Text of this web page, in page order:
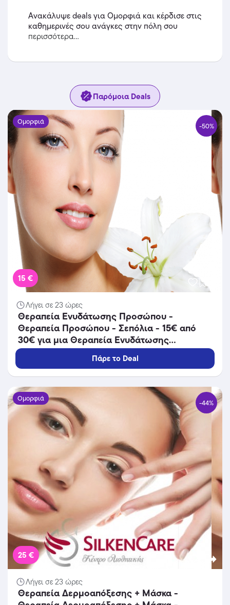
Μέση ή Ώμους ή 99€ για 8 Συνεδρίες
Αποτρίχωσης IPL σε μία μεγάλη περιοχή ή
169€ για 8 Συνεδρίες Αποτρίχωσης IPL σε
από το «Vita Plus» στη Γλυφάδα!!!
Ανακάλυψε deals για Ομορφιά και κέρδισε στις
καθημερινές σου ανάγκες στην πόλη σου
περισσότερα...
Παρόμοια Deals
Ομορφιά -50%
15 €
Λήγει σε 23 ώρες
Θεραπεία Ενυδάτωσης Προσώπου -
Θεραπεία Προσώπου - Σεπόλια - 15€ από
30€ για μια Θεραπεία Ενυδάτωσης
Προσώπου (Έκπτωση 50%) διάρκειας 45
λεπτών από το Lunette Beauty Spot στα
Σεπόλια!!
Πάρε το Deal
Ομορφιά -44%
25 €
Λήγει σε 23 ώρες
Θεραπεία Δερμοαπόξεσης + Μάσκα -